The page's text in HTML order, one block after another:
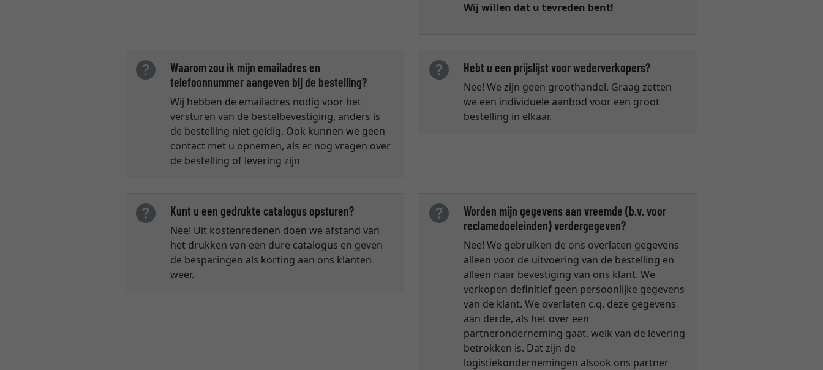
Wij willen dat u tevreden bent!
Waarom zou ik mijn emailadres en
telefoonnummer aangeven bij de bestelling?
Wij hebben de emailadres nodig voor het
versturen van de bestelbevestiging, anders is
de bestelling niet geldig. Ook kunnen we geen
contact met u opnemen, als er nog vragen over
de bestelling of levering zijn
Hebt u een prijslijst voor wederverkopers?
Nee! We zijn geen groothandel. Graag zetten
we een individuele aanbod voor een groot
bestelling in elkaar.
Kunt u een gedrukte catalogus opsturen?
Nee! Uit kostenredenen doen we afstand van
het drukken van een dure catalogus en geven
de besparingen als korting aan ons klanten
weer.
Worden mijn gegevens aan vreemde (b.v. voor
reclamedoeleinden) verdergegeven?
Nee! We gebruiken de ons overlaten gegevens
alleen voor de uitvoering van de bestelling en
alleen naar bevestiging van ons klant. We
verkopen definitief geen persoonlijke gegevens
van de klant. We overlaten c.q. deze gegevens
aan derde, als het over een
partneronderneming gaat, welk van de levering
betrokken is. Dat zijn de
logistiekondernemingen alsook ons partner